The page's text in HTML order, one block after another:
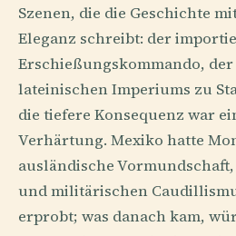
Szenen, die die Geschichte
Eleganz schreibt: der
Erschießungskommando,
lateinischen Imperiums zu
die tiefere Konsequenz war
Verhärtung. Mexiko hatte
ausländische
und militärischen
erprobt; was danach kam,